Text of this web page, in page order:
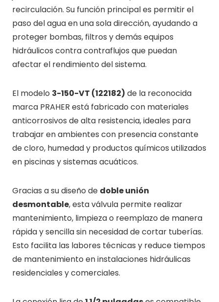
recirculación. Su función principal es permitir el
paso del agua en una sola dirección, ayudando a
proteger bombas, filtros y demás equipos
hidráulicos contra contraflujos que puedan
afectar el rendimiento del sistema.
El modelo 3-150-VT (122182) de la reconocida
marca PRAHER está fabricado con materiales
anticorrosivos de alta resistencia, ideales para
trabajar en ambientes con presencia constante
de cloro, humedad y productos químicos utilizados
en piscinas y sistemas acuáticos.
Gracias a su diseño de doble unión
desmontable, esta válvula permite realizar
mantenimiento, limpieza o reemplazo de manera
rápida y sencilla sin necesidad de cortar tuberías.
Esto facilita las labores técnicas y reduce tiempos
de mantenimiento en instalaciones hidráulicas
residenciales y comerciales.